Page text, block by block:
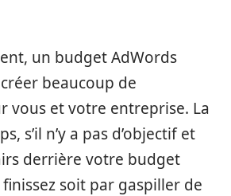
un budget AdWords
beaucoup de
vous et votre entreprise. La
s’il n’y a pas d’objectif et
derrière votre budget
soit par gaspiller de